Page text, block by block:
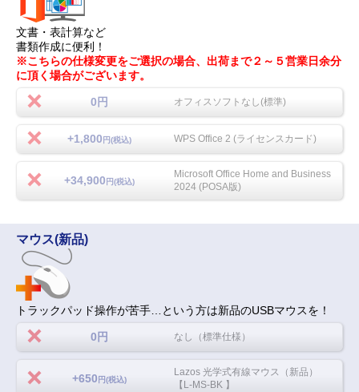
文書・表計算など
書類作成に便利！
※こちらの仕様変更をご選択の場合、出荷まで２～５営業日余分
に頂く場合がございます。
0円 オフィスソフトなし(標準)
+1,800 円(税込) WPS Office 2 (ライセンスカード)
+34,900 円(税込)
Microsoft Office Home and Business
2024 (POSA版)
マウス(新品)
トラックパッド操作が苦手…という方は新品のUSBマウスを！
0円 なし（標準仕様）
+650 円(税込)
Lazos 光学式有線マウス（新品）
【L-MS-BK 】